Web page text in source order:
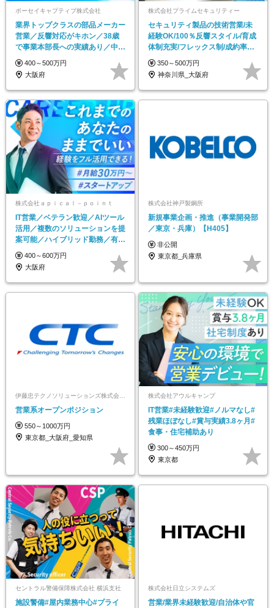
ボーセイキャプティブ株式会社
業界トップクラスの部品メーカー
営業／反響対応がキホン／38歳
で事業本部長への実績あり／中途
入社100％／厚待遇
400～500万円
大阪府
株式会社プライムセキュリティー
セキュリティ製品の技術営業/未
経験OK/100％反響スタイル/育成
体制充実/フレックス制/成約率70
～80％
350～500万円
神奈川県_大阪府
株式会社ａｐｉｃａｌ－ｐｏｉｎｔ
IT営業／ベテラン歓迎／AIツール
活用／複数のソリューションを提
案可能／ハイブリッド勤務／有給
100%消化も可
400～600万円
大阪府
株式会社神戸製鋼所
新規事業企画・推進（事業開発部
／東京・兵庫）【H405】
非公開
東京都_兵庫県
伊藤忠テクノソリューションズ株式会社【ポジションマッチ登録】
営業系オープンポジション
550～1000万円
東京都_大阪府_愛知県
株式会社アウルキャンプ
IT営業#未経験歓迎#ノルマなし#
残業ほぼなし#賞与実績3.8ヶ月#
食事・住宅補助あり
300～450万円
東京都
セントラル警備保障株式会社 横浜支社
施設警備#屋内業務中心#プライ
株式会社日立システムズ
営業/業界未経験歓迎/自治体や官